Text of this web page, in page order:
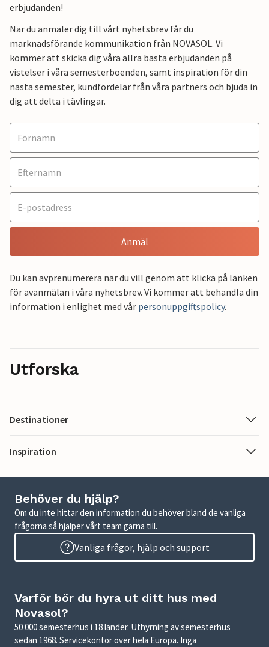
erbjudanden!
När du anmäler dig till vårt nyhetsbrev får du
marknadsförande kommunikation från NOVASOL. Vi
kommer att skicka dig våra allra bästa erbjudanden på
vistelser i våra semesterboenden, samt inspiration för din
nästa semester, kundfördelar från våra partners och bjuda in
dig att delta i tävlingar.
Anmäl
Du kan avprenumerera när du vill genom att klicka på länken
för avanmälan i våra nyhetsbrev. Vi kommer att behandla din
information i enlighet med vår personuppgiftspolicy.
Utforska
Destinationer
Inspiration
Behöver du hjälp?
Om du inte hittar den information du behöver bland de vanliga
frågorna så hjälper vårt team gärna till.
Vanliga frågor, hjälp och support
Varför bör du hyra ut ditt hus med
Novasol?
50 000 semesterhus i 18 länder. Uthyrning av semesterhus
sedan 1968. Servicekontor över hela Europa. Inga